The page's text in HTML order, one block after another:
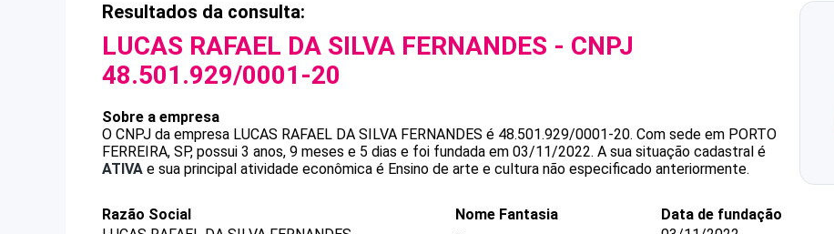
Resultados da consulta:
LUCAS RAFAEL DA SILVA FERNANDES - CNPJ
48.501.929/0001-20
Sobre a empresa
O CNPJ da empresa LUCAS RAFAEL DA SILVA FERNANDES é 48.501.929/0001-20. Com sede em PORTO
FERREIRA, SP, possui 3 anos, 9 meses e 5 dias e foi fundada em 03/11/2022. A sua situação cadastral é
ATIVA e sua principal atividade econômica é Ensino de arte e cultura não especificado anteriormente.
Razão Social
Nome Fantasia
Data de fundação